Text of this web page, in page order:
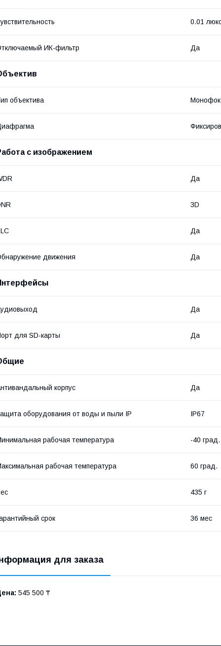
0.01
ИК-фильтр Да
объектива
с изображением
Да
3D
Да
движения Да
Да
для SD-карты Да
корпус Да
оборудования от воды и пыли IP IP67
рабочая температура -40 град.
рабочая температура 60 град.
435 г
срок 36 мес
для заказа
545 500 ₸